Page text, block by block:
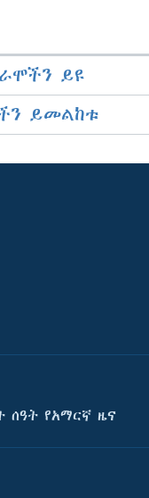
ይዩ
ይመልከቱ
ሰዓት የአማርኛ ዜና